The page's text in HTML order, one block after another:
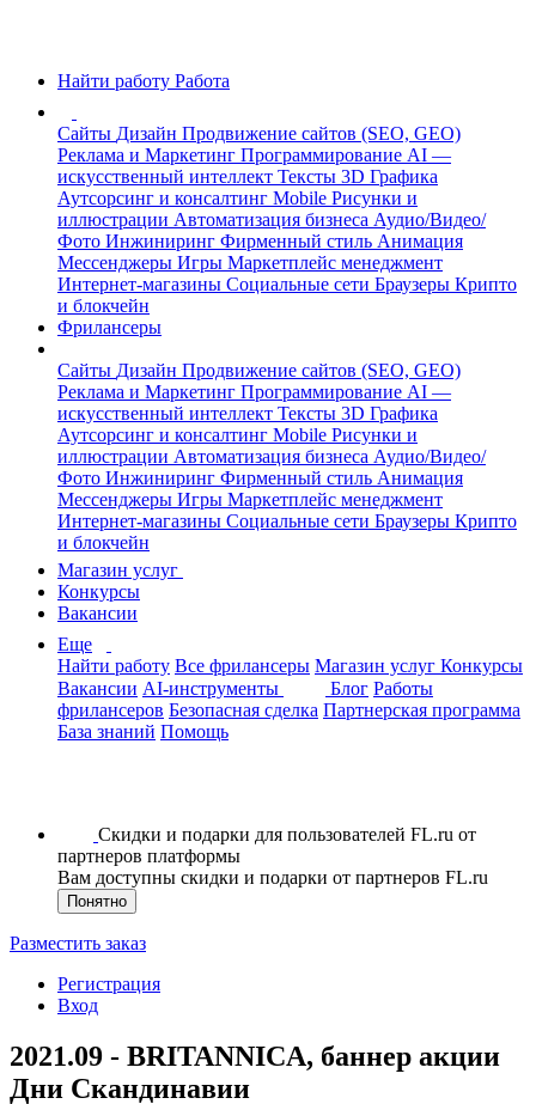
Найти работу Работа
Сайты Дизайн Продвижение сайтов (SEO, GEO)
Реклама и Маркетинг Программирование AI —
искусственный интеллект Тексты 3D Графика
Аутсорсинг и консалтинг Mobile Рисунки и
иллюстрации Автоматизация бизнеса Аудио/Видео/
Фото Инжиниринг Фирменный стиль Анимация
Мессенджеры Игры Маркетплейс менеджмент
Интернет-магазины Социальные сети Браузеры Крипто
и блокчейн
Фрилансеры
Сайты Дизайн Продвижение сайтов (SEO, GEO)
Реклама и Маркетинг Программирование AI —
искусственный интеллект Тексты 3D Графика
Аутсорсинг и консалтинг Mobile Рисунки и
иллюстрации Автоматизация бизнеса Аудио/Видео/
Фото Инжиниринг Фирменный стиль Анимация
Мессенджеры Игры Маркетплейс менеджмент
Интернет-магазины Социальные сети Браузеры Крипто
и блокчейн
Магазин услуг
Конкурсы
Вакансии
Еще
Найти работу Все фрилансеры Магазин услуг Конкурсы
Вакансии AI-инструменты Блог Работы
фрилансеров Безопасная сделка Партнерская программа
База знаний Помощь
Скидки и подарки для пользователей FL.ru от
партнеров платформы
Вам доступны скидки и подарки от партнеров FL.ru
Понятно
Разместить заказ
Регистрация
Вход
2021.09 - BRITANNICA, баннер акции
Дни Скандинавии